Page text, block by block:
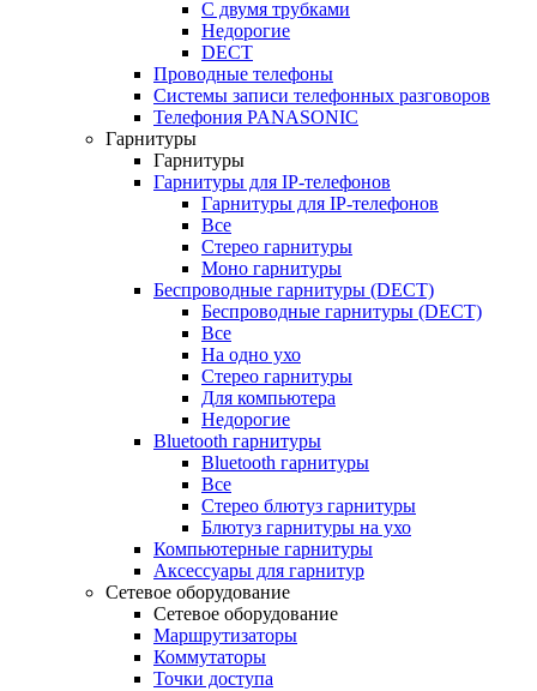
С двумя трубками
Недорогие
DECT
Проводные телефоны
Системы записи телефонных разговоров
Телефония PANASONIC
Гарнитуры
Гарнитуры
Гарнитуры для IP-телефонов
Гарнитуры для IP-телефонов
Все
Стерео гарнитуры
Моно гарнитуры
Беспроводные гарнитуры (DECT)
Беспроводные гарнитуры (DECT)
Все
На одно ухо
Стерео гарнитуры
Для компьютера
Недорогие
Bluetooth гарнитуры
Bluetooth гарнитуры
Все
Стерео блютуз гарнитуры
Блютуз гарнитуры на ухо
Компьютерные гарнитуры
Аксессуары для гарнитур
Сетевое оборудование
Сетевое оборудование
Маршрутизаторы
Коммутаторы
Точки доступа